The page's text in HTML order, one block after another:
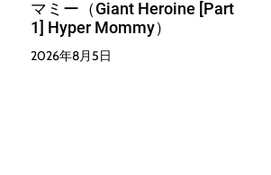
マミー（Giant Heroine [Part
1] Hyper Mommy）
2026年8月5日